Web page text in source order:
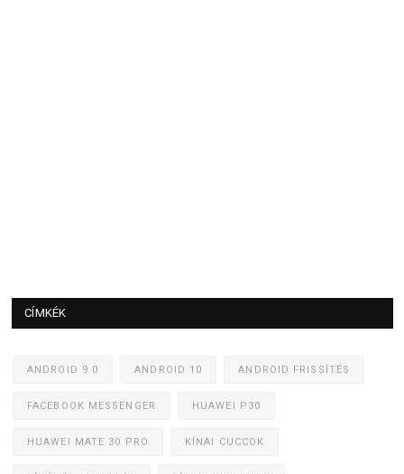
CÍMKÉK
ANDROID 9.0 ANDROID 10 ANDROID FRISSÍTÉS
FACEBOOK MESSENGER HUAWEI P30
HUAWEI MATE 30 PRO KÍNAI CUCCOK